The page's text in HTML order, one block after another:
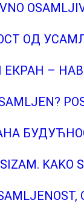
ОД
ЕКРАН –
KAKO